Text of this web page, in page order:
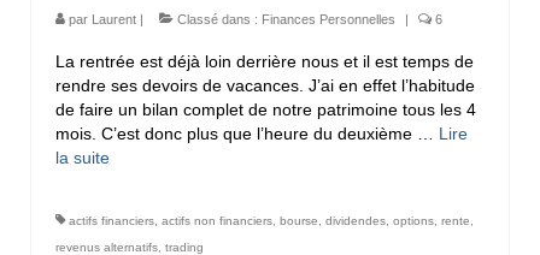
par Laurent | Classé dans : Finances Personnelles | 6
La rentrée est déjà loin derrière nous et il est temps de
rendre ses devoirs de vacances. J’ai en effet l’habitude
de faire un bilan complet de notre patrimoine tous les 4
mois. C’est donc plus que l’heure du deuxième … Lire
la suite­­
actifs financiers actifs non financiers bourse dividendes options rente
revenus alternatifs trading